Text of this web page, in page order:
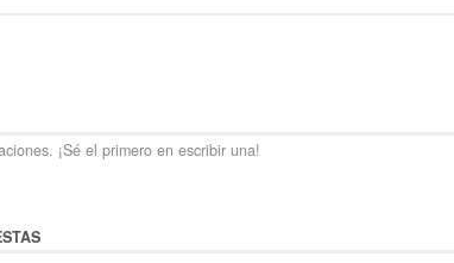
¡Sé el primero en escribir una!